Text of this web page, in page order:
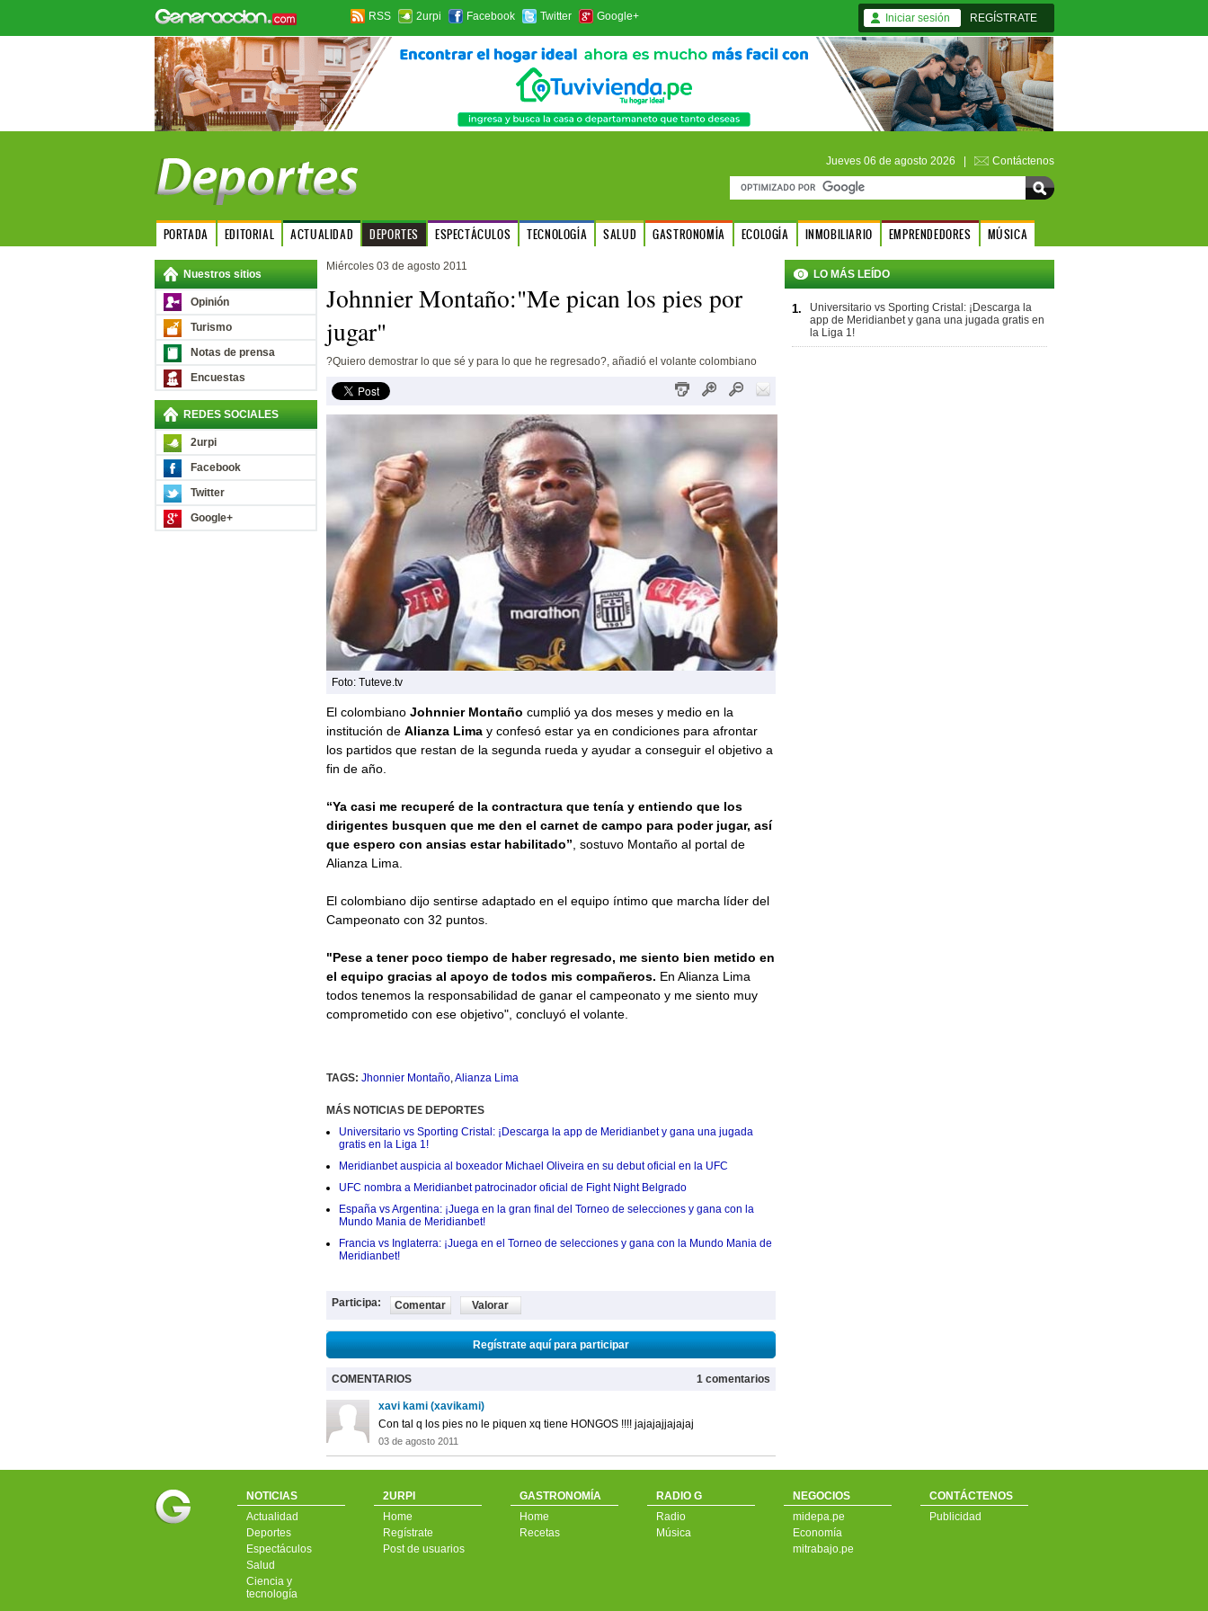
RSS 2urpi Facebook Twitter Google+ Iniciar sesión REGÍSTRATE
Jueves 06 de agosto 2026 | Contáctenos
PORTADA EDITORIAL ACTUALIDAD DEPORTES ESPECTÁCULOS TECNOLOGÍA SALUD GASTRONOMÍA ECOLOGÍA INMOBILIARIO EMPRENDEDORES MÚSICA
Nuestros sitios
Opinión
Turismo
Notas de prensa
Encuestas
REDES SOCIALES
2urpi
Facebook
Twitter
Google+
Miércoles 03 de agosto 2011
Johnnier Montaño:"Me pican los pies por
jugar"
?Quiero demostrar lo que sé y para lo que he regresado?, añadió el volante colombiano
Foto: Tuteve.tv
El colombiano Johnnier Montaño cumplió ya dos meses y medio en la
institución de Alianza Limay confesó estar ya en condiciones para afrontar
los partidos que restan de la segunda rueda y ayudar a conseguir el objetivo a
fin de año.
“Ya casi me recuperé de la contractura que tenía y entiendo que los
dirigentes busquen que me den el carnet de campo para poder jugar, así
que espero con ansias estar habilitado” , sostuvo Montaño al portal de
Alianza Lima.
El colombiano dijo sentirse adaptado en el equipo íntimo que marcha líder del
Campeonato con 32 puntos.
"Pese a tener poco tiempo de haber regresado, me siento bien metido en
el equipo gracias al apoyo de todos mis compañeros. En Alianza Lima
todos tenemos la responsabilidad de ganar el campeonato y me siento muy
comprometido con ese objetivo", concluyó el volante.
TAGS: Jhonnier Montaño,Alianza Lima
MÁS NOTICIAS DE DEPORTES
Universitario vs Sporting Cristal: ¡Descarga la app de Meridianbet y gana una jugada
gratis en la Liga 1!
Meridianbet auspicia al boxeador Michael Oliveira en su debut oficial en la UFC
UFC nombra a Meridianbet patrocinador oficial de Fight Night Belgrado
España vs Argentina: ¡Juega en la gran final del Torneo de selecciones y gana con la
Mundo Mania de Meridianbet!
Francia vs Inglaterra: ¡Juega en el Torneo de selecciones y gana con la Mundo Mania de
Meridianbet!
Participa: Comentar Valorar
Regístrate aquí para participar
COMENTARIOS 1 comentarios
xavi kami (xavikami)
Con tal q los pies no le piquen xq tiene HONGOS !!!! jajajajjajajaj
03 de agosto 2011
LO MÁS LEÍDO
1.
Universitario vs Sporting Cristal: ¡Descarga la
app de Meridianbet y gana una jugada gratis en
la Liga 1!
NOTICIAS
Actualidad
Deportes
Espectáculos
Salud
Ciencia y
tecnología
2URPI
Home
Regístrate
Post de usuarios
GASTRONOMÍA
Home
Recetas
RADIO G
Radio
Música
NEGOCIOS
midepa.pe
Economía
mitrabajo.pe
CONTÁCTENOS
Publicidad